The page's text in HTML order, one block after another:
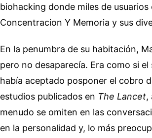
biohacking donde miles de
Concentracion Y Memoria y sus
En la penumbra de su habitación,
pero no desaparecía. Era como si
había aceptado posponer el cobro
estudios publicados en The Lancet,
menudo se omiten en las
en la personalidad y, lo más